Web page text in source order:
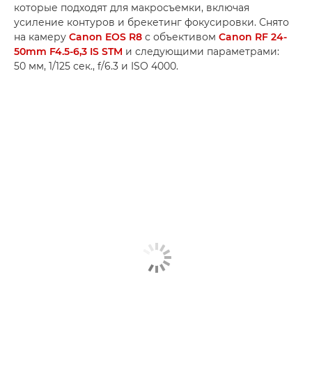
которые подходят для макросъемки, включая
усиление контуров и брекетинг фокусировки. Снято
на камеру Canon EOS R8 с объективом Canon RF 24-
50mm F4.5-6,3 IS STM и следующими параметрами:
50 мм, 1/125 сек., f/6.3 и ISO 4000.